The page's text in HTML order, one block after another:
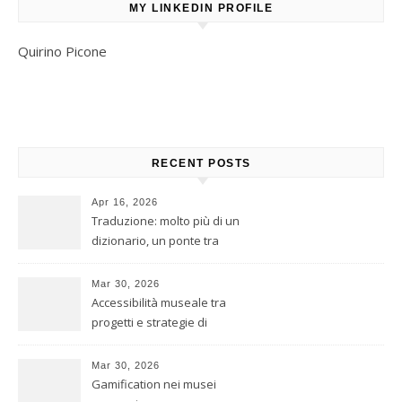
MY LINKEDIN PROFILE
Quirino Picone
RECENT POSTS
Apr 16, 2026
Traduzione: molto più di un
dizionario, un ponte tra
Mar 30, 2026
Accessibilità museale tra
progetti e strategie di
Mar 30, 2026
Gamification nei musei